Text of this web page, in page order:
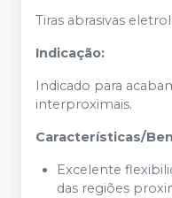
Tiras abrasivas
Indicação:
Indicado para
interproximais.
Características/
Excelente
das regiões